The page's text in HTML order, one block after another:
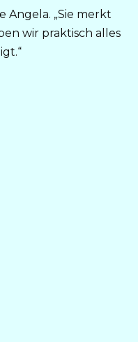
Angela. „Sie merkt
wir praktisch alles